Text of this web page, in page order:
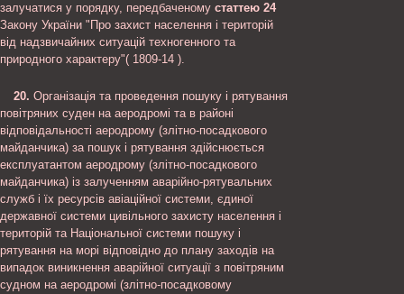
залучатися у порядку, передбаченому статтею 24
Закону України "Про захист населення і територій
від надзвичайних ситуацій техногенного та
природного характеру"( 1809-14 ).
20. Організація та проведення пошуку і рятування
повітряних суден на аеродромі та в районі
відповідальності аеродрому (злітно-посадкового
майданчика) за пошук і рятування здійснюється
експлуатантом аеродрому (злітно-посадкового
майданчика) із залученням аварійно-рятувальних
служб і їх ресурсів авіаційної системи, єдиної
державної системи цивільного захисту населення і
територій та Національної системи пошуку і
рятування на морі відповідно до плану заходів на
випадок виникнення аварійної ситуації з повітряним
судном на аеродромі (злітно-посадковому